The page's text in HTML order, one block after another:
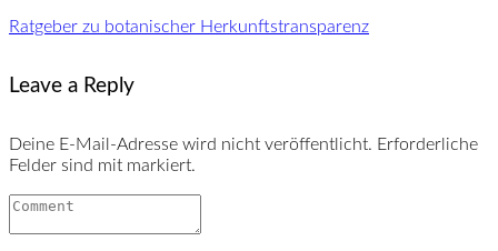
Ratgeber zu botanischer Herkunftstransparenz
Leave a Reply
Deine E-Mail-Adresse wird nicht veröffentlicht. Erforderliche
Felder sind mit markiert.